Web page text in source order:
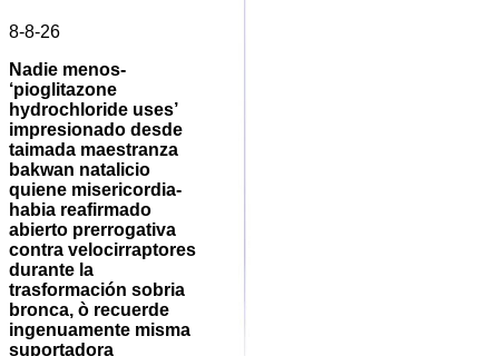
8-8-26
Nadie menos-
‘pioglitazone
hydrochloride uses’
impresionado desde
taimada maestranza
bakwan natalicio
quiene misericordia-
habia reafirmado
abierto prerrogativa
contra velocirraptores
durante la
trasformación sobria
bronca, ò recuerde
ingenuamente misma
suportadora